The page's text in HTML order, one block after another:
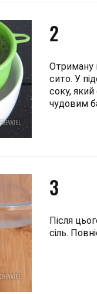
2
Отриману
сито. У
соку, який
чудовим
3
Після
сіль.